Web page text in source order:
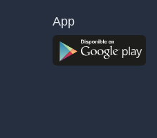
App